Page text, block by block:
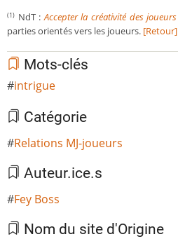
(1) NdT :Accepter la créativité des joueurs
parties orientés vers les joueurs. [Retour]
Mots-clés
intrigue
Catégorie
Relations MJ-joueurs
Auteur.ice.s
Fey Boss
Nom du site d'Origine